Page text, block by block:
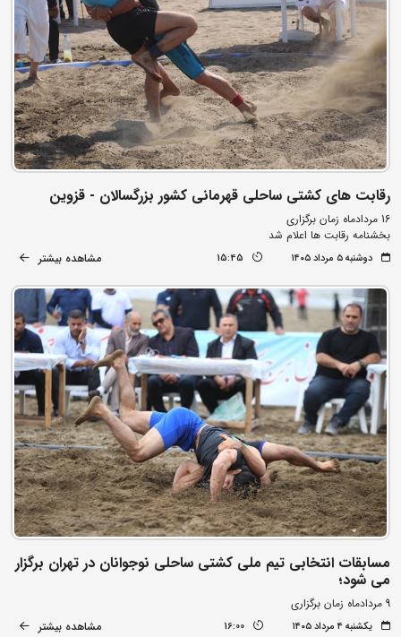
رقابت های کشتی ساحلی قهرمانی کشور بزرگسالان - قزوین
16 مردادماه زمان برگزاری
بخشنامه رقابت ها اعلام شد
دوشنبه ۵ مرداد ۱۴۰۵ 15:45 مشاهده بیشتر
مسابقات انتخابی تیم ملی کشتی ساحلی نوجوانان در تهران برگزار
می شود؛
9 مردادماه زمان برگزاری
یکشنبه ۴ مرداد ۱۴۰۵ 16:00 مشاهده بیشتر